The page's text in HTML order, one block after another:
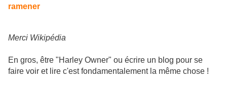
ramener
Merci Wikipédia
En gros, être "Harley Owner" ou écrire un blog pour se
faire voir et lire c'est fondamentalement la même chose !